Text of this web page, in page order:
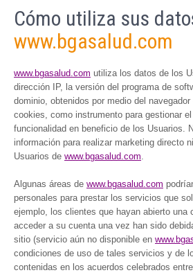
Cómo utiliza sus
www.bgasalud.com
www.bgasalud.com utiliza los datos de los
dirección IP, la versión del programa de
dominio, obtenidos por medio del
cookies, como instrumento para gestionar
funcionalidad en beneficio de los Usuarios.
información para realizar marketing directo
Usuarios de www.bgasalud.com.
Algunas áreas de www.bgasalud.com
personales para prestar los servicios que
ejemplo, los clientes que hayan abierto una
acceder a su cuenta una vez han sido
sitio (servicio aún no disponible en
condiciones de uso de tales servicios y de
contenidas en los acuerdos celebrados